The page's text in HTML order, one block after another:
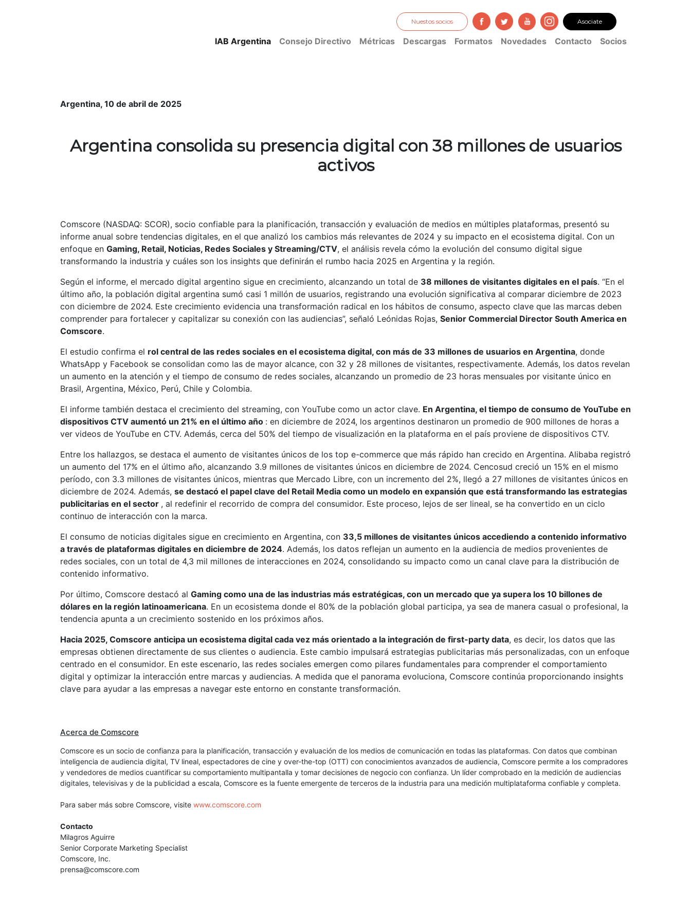
Nuestos socios Asociate
IAB Argentina Consejo Directivo Métricas Descargas Formatos Novedades Contacto Socios
Argentina, 10 de abril de 2025
Argentina consolida su presencia digital con 38 millones de usuarios
activos
Comscore (NASDAQ: SCOR), socio confiable para la planificación, transacción y evaluación de medios en múltiples plataformas, presentó su
informe anual sobre tendencias digitales, en el que analizó los cambios más relevantes de 2024 y su impacto en el ecosistema digital. Con un
enfoque en Gaming, Retail, Noticias, Redes Sociales y Streaming/CTV, el análisis revela cómo la evolución del consumo digital sigue
transformando la industria y cuáles son los insights que definirán el rumbo hacia 2025 en Argentina y la región.
Según el informe, el mercado digital argentino sigue en crecimiento, alcanzando un total de 38 millones de visitantes digitales en el país. “En el
último año, la población digital argentina sumó casi 1 millón de usuarios, registrando una evolución significativa al comparar diciembre de 2023
con diciembre de 2024. Este crecimiento evidencia una transformación radical en los hábitos de consumo, aspecto clave que las marcas deben
comprender para fortalecer y capitalizar su conexión con las audiencias”, señaló Leónidas Rojas, Senior Commercial Director South America en
Comscore.
El estudio confirma el rol central de las redes sociales en el ecosistema digital, con más de 33 millones de usuarios en Argentina, donde
WhatsApp y Facebook se consolidan como las de mayor alcance, con 32 y 28 millones de visitantes, respectivamente. Además, los datos revelan
un aumento en la atención y el tiempo de consumo de redes sociales, alcanzando un promedio de 23 horas mensuales por visitante único en
Brasil, Argentina, México, Perú, Chile y Colombia.
El informe también destaca el crecimiento del streaming, con YouTube como un actor clave. En Argentina, el tiempo de consumo de YouTube en
dispositivos CTV aumentó un 21% en el último año : en diciembre de 2024, los argentinos destinaron un promedio de 900 millones de horas a
ver videos de YouTube en CTV. Además, cerca del 50% del tiempo de visualización en la plataforma en el país proviene de dispositivos CTV.
Entre los hallazgos, se destaca el aumento de visitantes únicos de los top e-commerce que más rápido han crecido en Argentina. Alibaba registró
un aumento del 17% en el último año, alcanzando 3.9 millones de visitantes únicos en diciembre de 2024. Cencosud creció un 15% en el mismo
período, con 3.3 millones de visitantes únicos, mientras que Mercado Libre, con un incremento del 2%, llegó a 27 millones de visitantes únicos en
diciembre de 2024. Además, se destacó el papel clave del Retail Media como un modelo en expansión que está transformando las estrategias
publicitarias en el sector , al redefinir el recorrido de compra del consumidor. Este proceso, lejos de ser lineal, se ha convertido en un ciclo
continuo de interacción con la marca.
El consumo de noticias digitales sigue en crecimiento en Argentina, con 33,5 millones de visitantes únicos accediendo a contenido informativo
a través de plataformas digitales en diciembre de 2024. Además, los datos reflejan un aumento en la audiencia de medios provenientes de
redes sociales, con un total de 4,3 mil millones de interacciones en 2024, consolidando su impacto como un canal clave para la distribución de
contenido informativo.
Por último, Comscore destacó al Gaming como una de las industrias más estratégicas, con un mercado que ya supera los 10 billones de
dólares en la región latinoamericana. En un ecosistema donde el 80% de la población global participa, ya sea de manera casual o profesional, la
tendencia apunta a un crecimiento sostenido en los próximos años.
Hacia 2025, Comscore anticipa un ecosistema digital cada vez más orientado a la integración de first-party data, es decir, los datos que las
empresas obtienen directamente de sus clientes o audiencia. Este cambio impulsará estrategias publicitarias más personalizadas, con un enfoque
centrado en el consumidor. En este escenario, las redes sociales emergen como pilares fundamentales para comprender el comportamiento
digital y optimizar la interacción entre marcas y audiencias. A medida que el panorama evoluciona, Comscore continúa proporcionando insights
clave para ayudar a las empresas a navegar este entorno en constante transformación.
Acerca de Comscore
Comscore es un socio de confianza para la planificación, transacción y evaluación de los medios de comunicación en todas las plataformas. Con datos que combinan
inteligencia de audiencia digital, TV lineal, espectadores de cine y over-the-top (OTT) con conocimientos avanzados de audiencia, Comscore permite a los compradores
y vendedores de medios cuantificar su comportamiento multipantalla y tomar decisiones de negocio con confianza. Un líder comprobado en la medición de audiencias
digitales, televisivas y de la publicidad a escala, Comscore es la fuente emergente de terceros de la industria para una medición multiplataforma confiable y completa.
Para saber más sobre Comscore, visite www.comscore.com
Contacto
Milagros Aguirre
Senior Corporate Marketing Specialist
Comscore, Inc.
prensa@comscore.com